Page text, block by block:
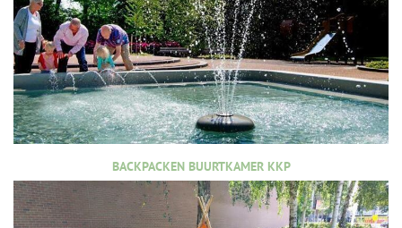
BACKPACKEN BUURTKAMER KKP